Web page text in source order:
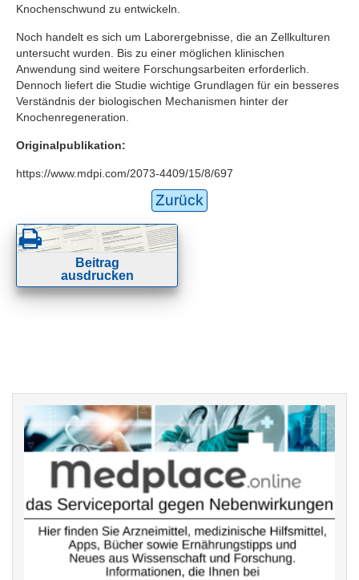
Knochenschwund zu entwickeln.
Noch handelt es sich um Laborergebnisse, die an Zellkulturen
untersucht wurden. Bis zu einer möglichen klinischen
Anwendung sind weitere Forschungsarbeiten erforderlich.
Dennoch liefert die Studie wichtige Grundlagen für ein besseres
Verständnis der biologischen Mechanismen hinter der
Knochenregeneration.
Originalpublikation:
https://www.mdpi.com/2073-4409/15/8/697
Zurück
Beitrag
ausdrucken